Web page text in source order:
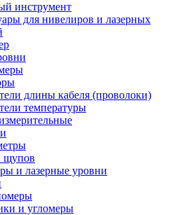
инструмент
для нивелиров и лазерных
длины кабеля (проволоки)
температуры
щупов
и лазерные уровни
и угломеры